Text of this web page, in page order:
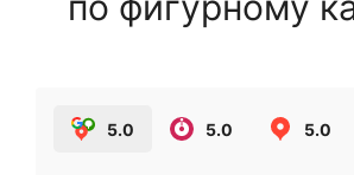
5.0 5.0 5.0